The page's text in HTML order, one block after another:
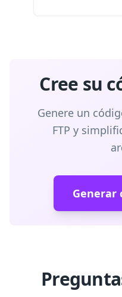
Cree su
Genere un
FTP y
Generar